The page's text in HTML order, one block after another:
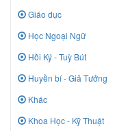
Giáo dục
Học Ngoại Ngữ
Hồi Ký - Tuỳ Bút
Huyền bí - Giả Tưởng
Khác
Khoa Học - Kỹ Thuật